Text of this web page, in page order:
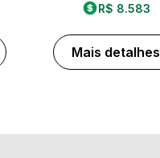
R$ 8.583
Mais detalhes